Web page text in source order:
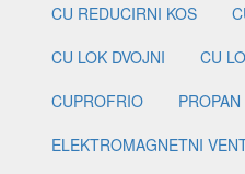
CU REDUCIRNI KOS
CU LOK DVOJNI
CU
CUPROFRIO
PROPAN
ELEKTROMAGNETNI